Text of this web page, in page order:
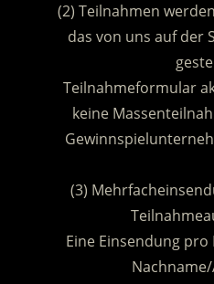
(2) Teilnahmen
das von uns auf der
Teilnahmeformular
keine
(3)
Eine Einsendung